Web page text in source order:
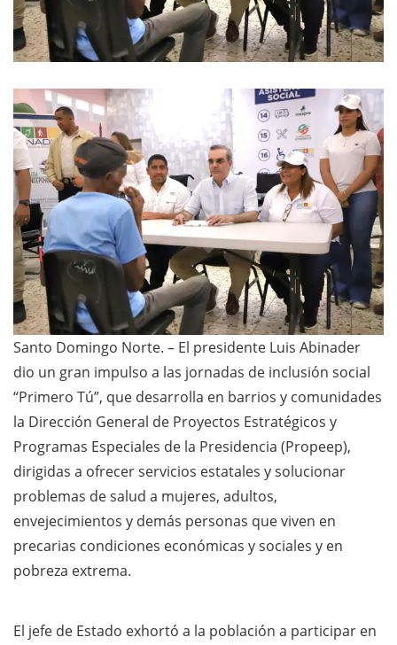
Santo Domingo Norte. – El presidente Luis Abinader
dio un gran impulso a las jornadas de inclusión social
“Primero Tú”, que desarrolla en barrios y comunidades
la Dirección General de Proyectos Estratégicos y
Programas Especiales de la Presidencia (Propeep),
dirigidas a ofrecer servicios estatales y solucionar
problemas de salud a mujeres, adultos,
envejecimientos y demás personas que viven en
precarias condiciones económicas y sociales y en
pobreza extrema.
El jefe de Estado exhortó a la población a participar en